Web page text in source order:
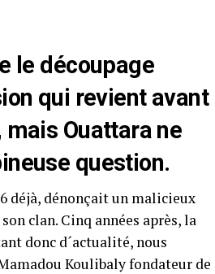
le découpage
qui revient avant
Ouattara ne
question.
déjà, dénonçait un malicieux
clan. Cinq années après, la
donc d´actualité, nous
Koulibaly fondateur de